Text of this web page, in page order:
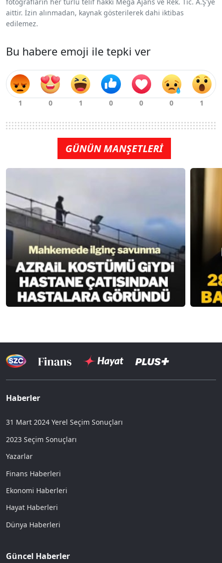
aittir. İzin alınmadan, kaynak gösterilerek dahi iktibas
edilemez.
Bu habere emoji ile tepki ver
GÜNÜN MANŞETLERİ
Haberler
31 Mart 2024 Yerel Seçim Sonuçları
2023 Seçim Sonuçları
Yazarlar
Finans Haberleri
Ekonomi Haberleri
Hayat Haberleri
Dünya Haberleri
Güncel Haberler